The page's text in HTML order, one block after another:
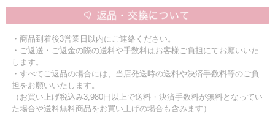
・商品到着後3営業日以内にご連絡ください。
・ご返送・ご返金の際の送料や手数料はお客様ご負担にてお願いいた
します。
・すべてご返品の場合には、当店発送時の送料や決済手数料等のご負
担をお願いいたします。
（お買い上げ税込み3,980円以上で送料・決済手数料が無料となってい
た場合や送料無料商品をお買い上げの場合も含みます）